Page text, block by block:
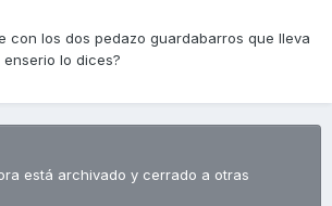
con los dos pedazo guardabarros que lleva
lo dices?
está archivado y cerrado a otras